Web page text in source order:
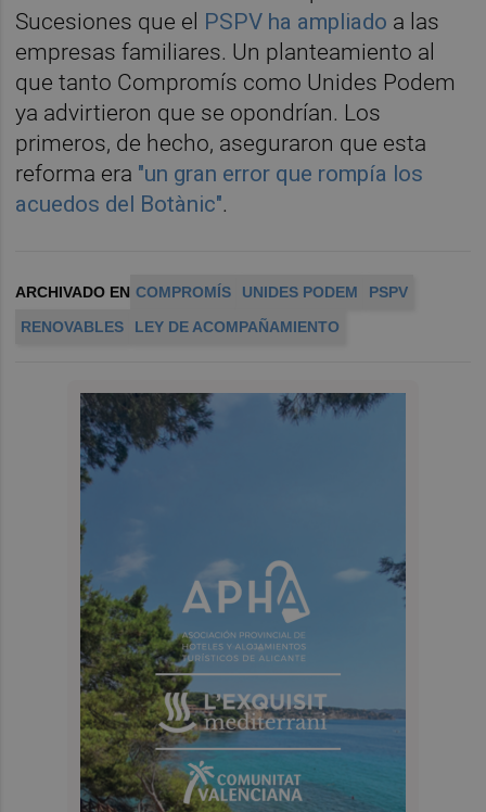
Sucesiones que el PSPV ha ampliado a las
empresas familiares. Un planteamiento al
que tanto Compromís como Unides Podem
ya advirtieron que se opondrían. Los
primeros, de hecho, aseguraron que esta
reforma era "un gran error que rompía los
acuedos del Botànic".
ARCHIVADO EN COMPROMÍS UNIDES PODEM
PSPV
RENOVABLES
LEY DE ACOMPAÑAMIENTO